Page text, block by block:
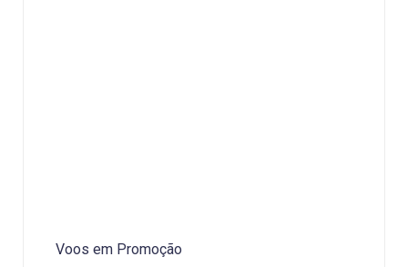
Voos em Promoção